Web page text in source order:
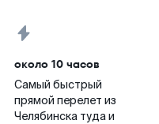
около 10 часов
Самый быстрый
прямой перелет из
Челябинска туда и